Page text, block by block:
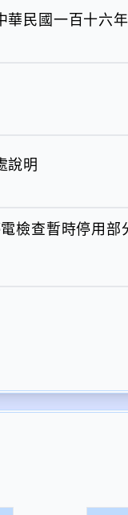
民國一百十六
說明
檢查暫時停用部